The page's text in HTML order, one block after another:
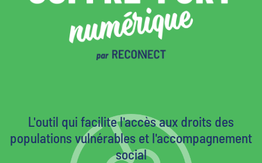
L'outil qui facilite l'accès aux droits des
populations vulnérables et l'accompagnement
social